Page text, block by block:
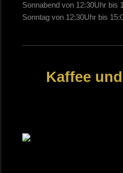
Sonnabend von 12:30Uhr bis
Sonntag von 12:30Uhr bis
Kaffee